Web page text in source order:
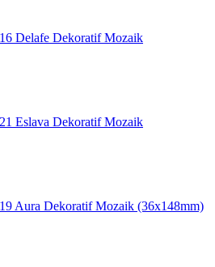
Delafe Dekoratif Mozaik
Eslava Dekoratif Mozaik
Aura Dekoratif Mozaik (36x148mm)